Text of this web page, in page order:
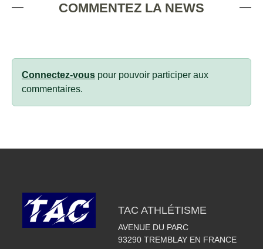
COMMENTEZ LA NEWS
Connectez-vous pour pouvoir participer aux
commentaires.
TAC ATHLÉTISME
AVENUE DU PARC
93290 TREMBLAY EN FRANCE